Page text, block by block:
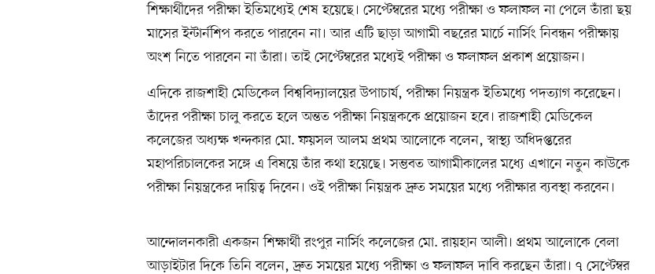
শিক্ষার্থীদের পরীক্ষা ইতিমধ্যেই শেষ হয়েছে। সেপ্টেম্বরের মধ্যে পরীক্ষা ও ফলাফল না পেলে তাঁরা ছয়
মাসের ইন্টার্নশিপ করতে পারবেন না। আর এটি ছাড়া আগামী বছরের মার্চে নার্সিং নিবন্ধন পরীক্ষায়
অংশ নিতে পারবেন না তাঁরা। তাই সেপ্টেম্বরের মধ্যেই পরীক্ষা ও ফলাফল প্রকাশ প্রয়োজন।
এদিকে রাজশাহী মেডিকেল বিশ্ববিদ্যালয়ের উপাচার্য, পরীক্ষা নিয়ন্ত্রক ইতিমধ্যে পদত্যাগ করেছেন।
তাঁদের পরীক্ষা চালু করতে হলে অন্তত পরীক্ষা নিয়ন্ত্রককে প্রয়োজন হবে। রাজশাহী মেডিকেল
কলেজের অধ্যক্ষ খন্দকার মো. ফয়সল আলম প্রথম আলোকে বলেন, স্বাস্থ্য অধিদপ্তরের
মহাপরিচালকের সঙ্গে এ বিষয়ে তাঁর কথা হয়েছে। সম্ভবত আগামীকালের মধ্যে এখানে নতুন কাউকে
পরীক্ষা নিয়ন্ত্রকের দায়িত্ব দিবেন। ওই পরীক্ষা নিয়ন্ত্রক দ্রুত সময়ের মধ্যে পরীক্ষার ব্যবস্থা করবেন।
আন্দোলনকারী একজন শিক্ষার্থী রংপুর নার্সিং কলেজের মো. রায়হান আলী। প্রথম আলোকে বেলা
আড়াইটার দিকে তিনি বলেন, দ্রুত সময়ের মধ্যে পরীক্ষা ও ফলাফল দাবি করছেন তাঁরা। ৭ সেপ্টেম্বর